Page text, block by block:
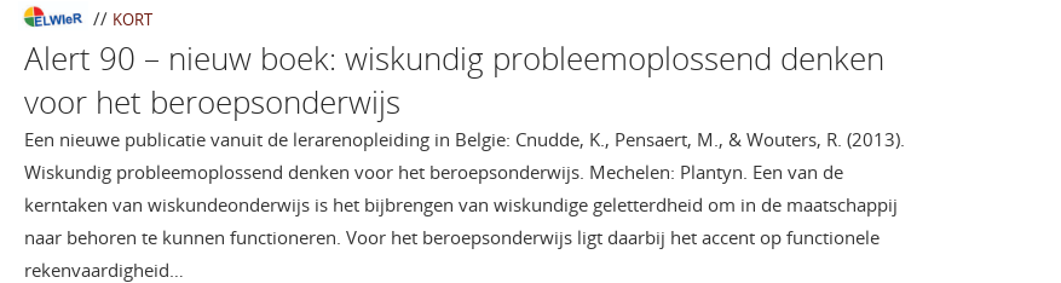
// KORT
Alert 90 – nieuw boek: wiskundig probleemoplossend denken
voor het beroepsonderwijs
Een nieuwe publicatie vanuit de lerarenopleiding in Belgie: Cnudde, K., Pensaert, M., & Wouters, R. (2013).
Wiskundig probleemoplossend denken voor het beroepsonderwijs. Mechelen: Plantyn. Een van de
kerntaken van wiskundeonderwijs is het bijbrengen van wiskundige geletterdheid om in de maatschappij
naar behoren te kunnen functioneren. Voor het beroepsonderwijs ligt daarbij het accent op functionele
rekenvaardigheid…